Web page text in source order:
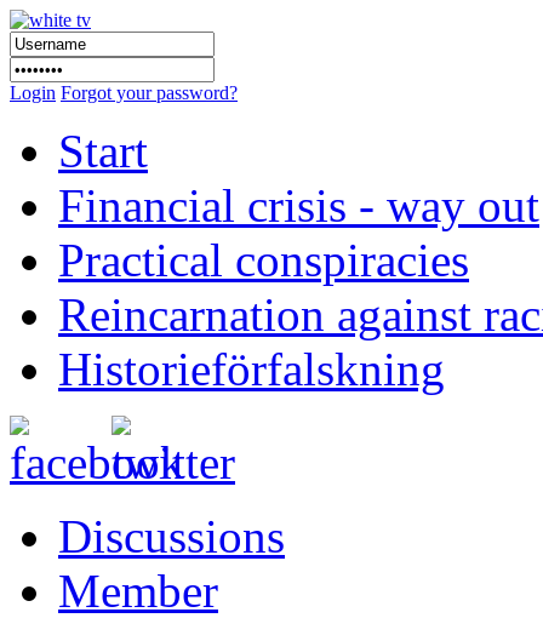
Login Forgot your password?
Start
Financial crisis - way out
Practical conspiracies
Reincarnation against
Historieförfalskning
Discussions
Member